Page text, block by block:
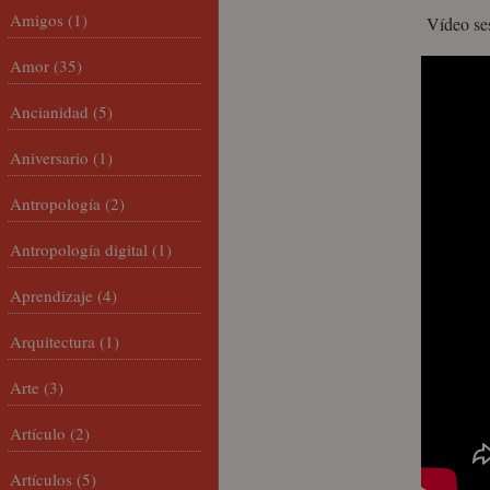
Vídeo
Amigos (1)
Amor (35)
Ancianidad (5)
Aniversario (1)
Antropología (2)
Antropología digital (1)
Aprendizaje (4)
Arquitectura (1)
Arte (3)
Artículo (2)
Artículos (5)